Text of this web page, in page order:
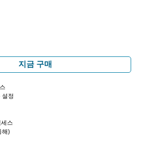
지금 구매
설정
스
해)